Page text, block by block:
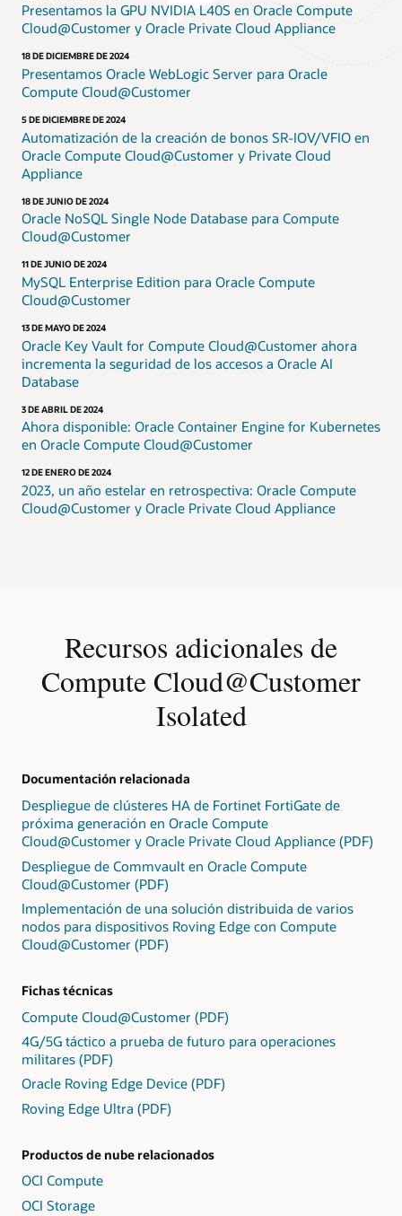
Presentamos la GPU NVIDIA L40S en Oracle Compute
Cloud@Customer y Oracle Private Cloud Appliance
18 DE DICIEMBRE DE 2024
Presentamos Oracle WebLogic Server para Oracle
Compute Cloud@Customer
5 DE DICIEMBRE DE 2024
Automatización de la creación de bonos SR-IOV/VFIO en
Oracle Compute Cloud@Customer y Private Cloud
Appliance
18 DE JUNIO DE 2024
Oracle NoSQL Single Node Database para Compute
Cloud@Customer
11 DE JUNIO DE 2024
MySQL Enterprise Edition para Oracle Compute
Cloud@Customer
13 DE MAYO DE 2024
Oracle Key Vault for Compute Cloud@Customer ahora
incrementa la seguridad de los accesos a Oracle AI
Database
3 DE ABRIL DE 2024
Ahora disponible: Oracle Container Engine for Kubernetes
en Oracle Compute Cloud@Customer
12 DE ENERO DE 2024
2023, un año estelar en retrospectiva: Oracle Compute
Cloud@Customer y Oracle Private Cloud Appliance
Recursos adicionales de
Compute Cloud@Customer
Isolated
Documentación relacionada
Despliegue de clústeres HA de Fortinet FortiGate de
próxima generación en Oracle Compute
Cloud@Customer y Oracle Private Cloud Appliance (PDF)
Despliegue de Commvault en Oracle Compute
Cloud@Customer (PDF)
Implementación de una solución distribuida de varios
nodos para dispositivos Roving Edge con Compute
Cloud@Customer (PDF)
Fichas técnicas
Compute Cloud@Customer (PDF)
4G/5G táctico a prueba de futuro para operaciones
militares (PDF)
Oracle Roving Edge Device (PDF)
Roving Edge Ultra (PDF)
Productos de nube relacionados
OCI Compute
OCI Storage